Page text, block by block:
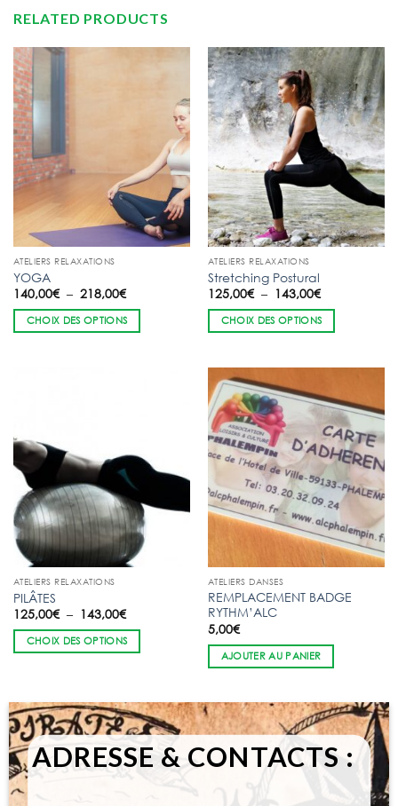
RELATED PRODUCTS
ATELIERS RELAXATIONS
YOGA
140,00€ – 218,00€Plage
prix :
140,00€
CHOIX DES OPTIONS
ATELIERS RELAXATIONS
Stretching Postural
125,00€ – 143,00€Plage
prix :
125,00€
CHOIX DES OPTIONS
ATELIERS RELAXATIONS
PILÂTES
125,00€ – 143,00€Plage
prix :
125,00€
CHOIX DES OPTIONS
ATELIERS DANSES
REMPLACEMENT BADGE
RYTHM’ALC
5,00€
AJOUTER AU PANIER
ADRESSE & CONTACTS :